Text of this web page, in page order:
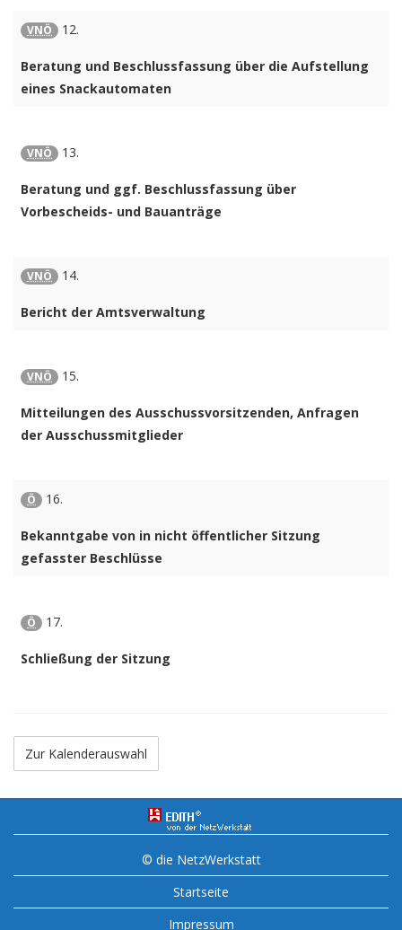
VNÖ 12.
Beratung und Beschlussfassung über die Aufstellung
eines Snackautomaten
VNÖ 13.
Beratung und ggf. Beschlussfassung über
Vorbescheids- und Bauanträge
VNÖ 14.
Bericht der Amtsverwaltung
VNÖ 15.
Mitteilungen des Ausschussvorsitzenden, Anfragen
der Ausschussmitglieder
Ö 16.
Bekanntgabe von in nicht öffentlicher Sitzung
gefasster Beschlüsse
Ö 17.
Schließung der Sitzung
Zur Kalenderauswahl
© die NetzWerkstatt
Startseite
Impressum